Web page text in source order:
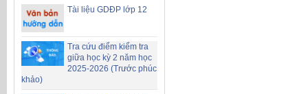
Tài liệu GDĐP lớp 12
Tra cứu điểm kiểm tra
giữa học kỳ 2 năm học
2025-2026 (Trước phúc
khảo)